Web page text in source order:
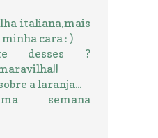
italiana,mais
cara : )
desses ?
a laranja...
semana